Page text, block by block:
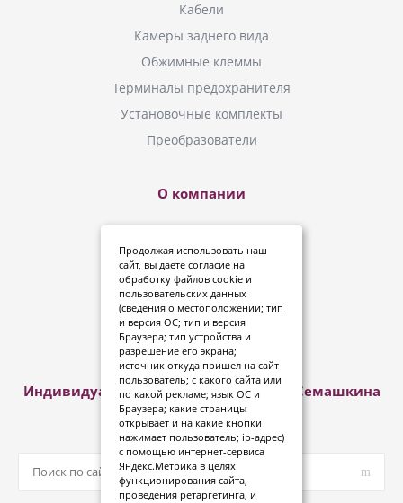
Кабели
Камеры заднего вида
Обжимные клеммы
Терминалы предохранителя
Установочные комплекты
Преобразователи
О компании
Инструкции
Где купить?
Политика конфиденциальности
Дипломы и сертификаты
Индивидуальный предприниматель Семашкина
Анна Александровна
Продолжая использовать наш
сайт, вы даете согласие на
обработку файлов cookie и
пользовательских данных
(сведения о местоположении; тип
и версия ОС; тип и версия
Браузера; тип устройства и
разрешение его экрана;
источник откуда пришел на сайт
пользователь; с какого сайта или
по какой рекламе; язык ОС и
Браузера; какие страницы
открывает и на какие кнопки
нажимает пользователь; ip-адрес)
с помощью интернет-сервиса
Яндекс.Метрика в целях
функционирования сайта,
проведения ретаргетинга, и